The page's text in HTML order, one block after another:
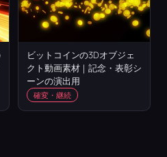
ビットコインの3Dオブジェ
クト動画素材｜記念・表彰シ
ーンの演出用
確変・継続